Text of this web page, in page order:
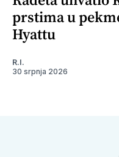
prstima u
Hyattu
R.I.
30 srpnja 2026